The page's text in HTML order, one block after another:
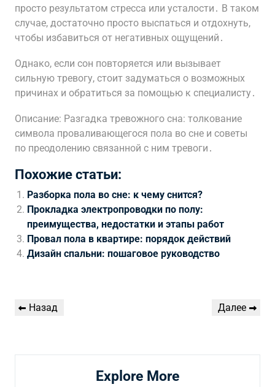
просто результатом стресса или усталости․ В таком
случае, достаточно просто выспаться и отдохнуть,
чтобы избавиться от негативных ощущений․
Однако, если сон повторяется или вызывает
сильную тревогу, стоит задуматься о возможных
причинах и обратиться за помощью к специалисту․
Описание: Разгадка тревожного сна: толкование
символа проваливающегося пола во сне и советы
по преодолению связанной с ним тревоги․
Похожие статьи:
Разборка пола во сне: к чему снится?
Прокладка электропроводки по полу:
преимущества, недостатки и этапы работ
Провал пола в квартире: порядок действий
Дизайн спальни: пошаговое руководство
Навигация
Предыдущая
Назад
Следующая
Далее
Explore More